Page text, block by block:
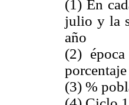
(1) En
julio y la
año
(2)
(3) %